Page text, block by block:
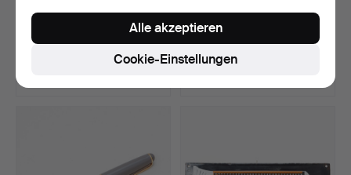
SCHILD, Aborigine, erste
Beendet 31. Mai 2026
COCKTAILSHAKER,
Weißmetall.
Beendet 30. Mai 2026
16 Gebote
Cookie-Einstellungen
Alle akzeptieren